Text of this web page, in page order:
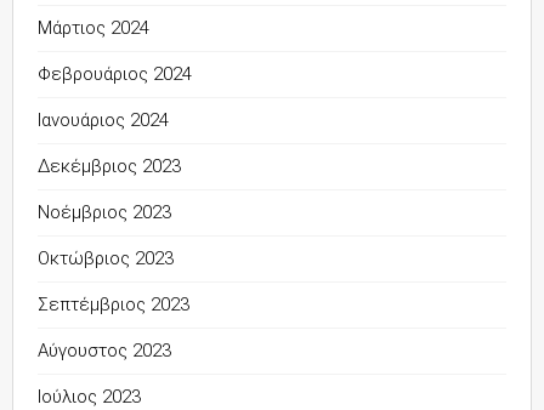
Μάρτιος 2024
Φεβρουάριος 2024
Ιανουάριος 2024
Δεκέμβριος 2023
Νοέμβριος 2023
Οκτώβριος 2023
Σεπτέμβριος 2023
Αύγουστος 2023
Ιούλιος 2023